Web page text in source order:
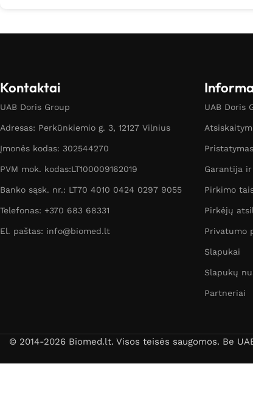
Kontaktai
UAB Doris Group
Adresas: Perkūnkiemio g. 3, 12127 Vilnius
Įmonės kodas: 302544270
PVM mok. kodas:LT100009162019
Banko sąsk. nr.: LT70 4010 0424 0297 9055
Telefonas: +370 683 68331
El. paštas: info@biomed.lt
UAB Doris
Pristatymas
Garantija
Pirkimo
Pirkėjų
Privatumo
Slapukai
Slapukų
Partneriai
© 2014-2026 Biomed.lt. Visos teisės saugomos. Be